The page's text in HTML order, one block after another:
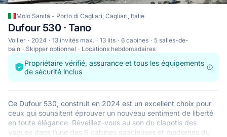
Molo Sanità - Porto di Cagliari, Cagliari, Italie
Dufour 530 · Tano
Voilier 2024 13 invités max. 13 lits 6 cabines
5 salles-de-
bain
Skipper optionnel Locations hebdomadaires
Propriétaire vérifié, assurance et tous les équipements
de sécurité inclus
Ce Dufour 530, construit en 2024 est un excellent choix pour
ceux qui souhaitent éprouver un nouveau sentiment de liberté
en toute élégance. Réveillez-vous au son du clapotis des
vagues dans l’une des 6 cabines spacieuses et modernes du